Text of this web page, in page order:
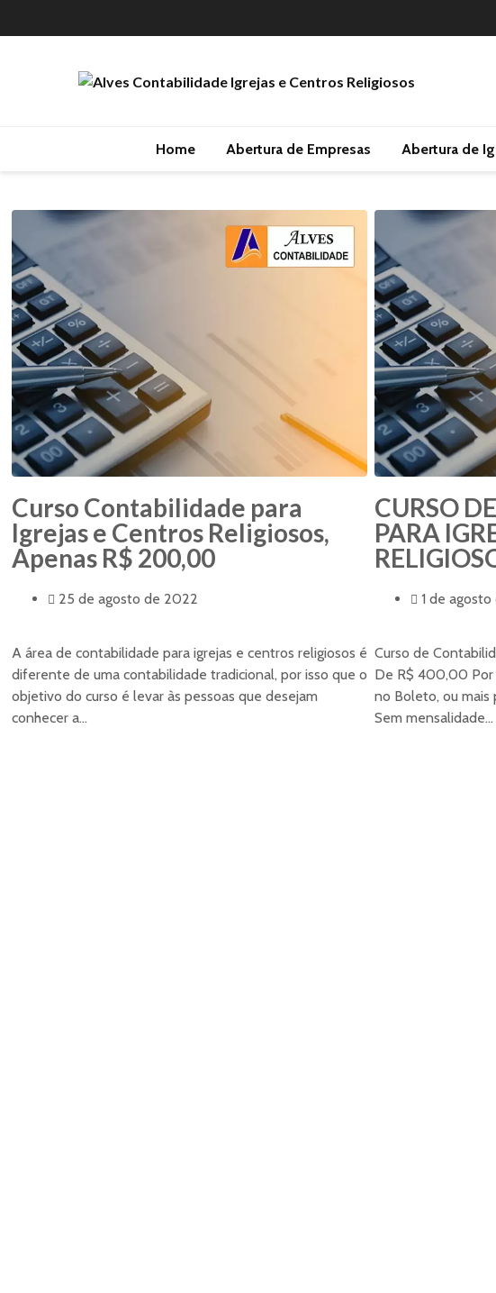
Home Abertura de Empresas Abertura de
Curso Contabilidade para
Igrejas e Centros Religiosos,
Apenas R$ 200,00
25 de agosto de 2022
A área de contabilidade para igrejas e centros religiosos é
diferente de uma contabilidade tradicional, por isso que o
objetivo do curso é levar às pessoas que desejam
conhecer a...
CURSO
PARA
1 de
Curso de
De R$ 400,00
no Boleto, ou mais
Sem mensalidade...